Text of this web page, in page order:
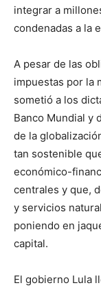
integrar a
condenadas a la
A pesar de las
impuestas por la
sometió a los
Banco Mundial y
de la
tan sostenible
económico-
centrales y que,
y servicios
poniendo en
capital.
El gobierno Lula